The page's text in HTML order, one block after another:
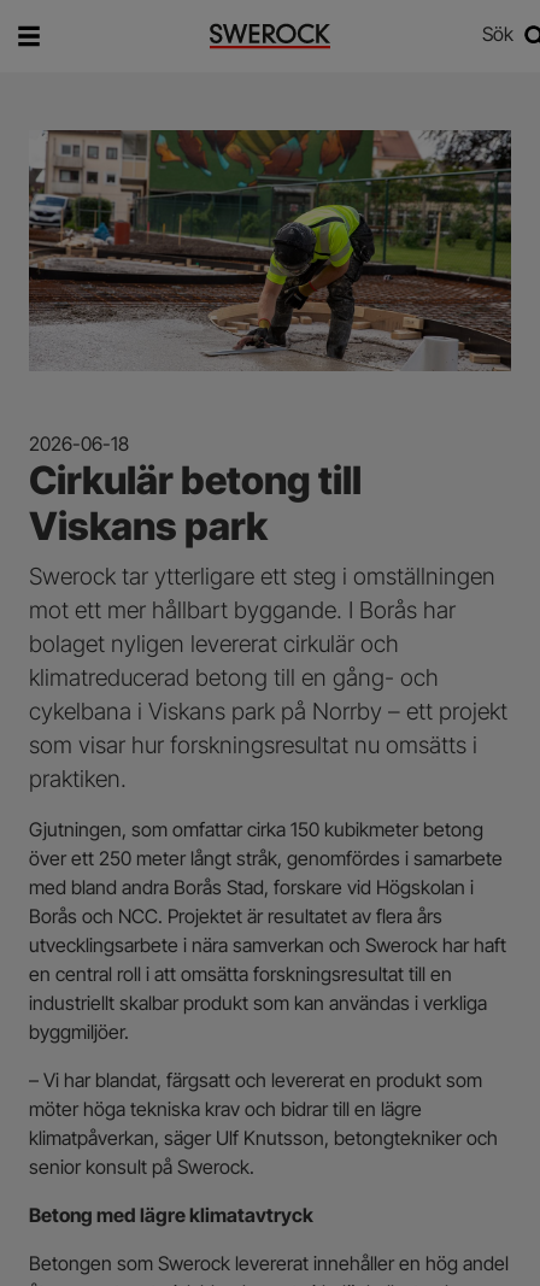
Sök
2026-06-18
Cirkulär betong till
Viskans park
Swerock tar ytterligare ett steg i omställningen
mot ett mer hållbart byggande. I Borås har
bolaget nyligen levererat cirkulär och
klimatreducerad betong till en gång- och
cykelbana i Viskans park på Norrby – ett projekt
som visar hur forskningsresultat nu omsätts i
praktiken.
Gjutningen, som omfattar cirka 150 kubikmeter betong
över ett 250 meter långt stråk, genomfördes i samarbete
med bland andra Borås Stad, forskare vid Högskolan i
Borås och NCC. Projektet är resultatet av flera års
utvecklingsarbete i nära samverkan och Swerock har haft
en central roll i att omsätta forskningsresultat till en
industriellt skalbar produkt som kan användas i verkliga
byggmiljöer.
– Vi har blandat, färgsatt och levererat en produkt som
möter höga tekniska krav och bidrar till en lägre
klimatpåverkan, säger Ulf Knutsson, betongtekniker och
senior konsult på Swerock.
Betong med lägre klimatavtryck
Betongen som Swerock levererat innehåller en hög andel